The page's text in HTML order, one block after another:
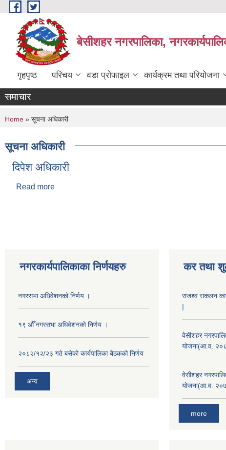
Skip to main content
बेसीशहर नगरपालिका,
गृहपृष्ठ परिचय वडा प्रोफाइल कार्यक्रम तथा परियोजना
समाचार
You are here
Home » सूचना अधिकारी
सूचना अधिकारी
दिपेश अधिकारी
Read more
नगरकार्यपालिकाका निर्णयहरु
नगरसभा अधिवेशनको निर्णय ।
१९ औँ नगरसभा अधिवेशनको निर्णय ।
२०८२/१२/२३ गते बसेको कार्यपालिका बैठकको निर्णय
अन्य
कर तथा
राजश्व सकलन
|
वेसीशहर
योजना(आ.व.
वेसीशहर
योजना(आ.व.
more